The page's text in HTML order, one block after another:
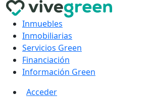
Inmuebles
Inmobiliarias
Servicios Green
Financiación
Información Green
Acceder